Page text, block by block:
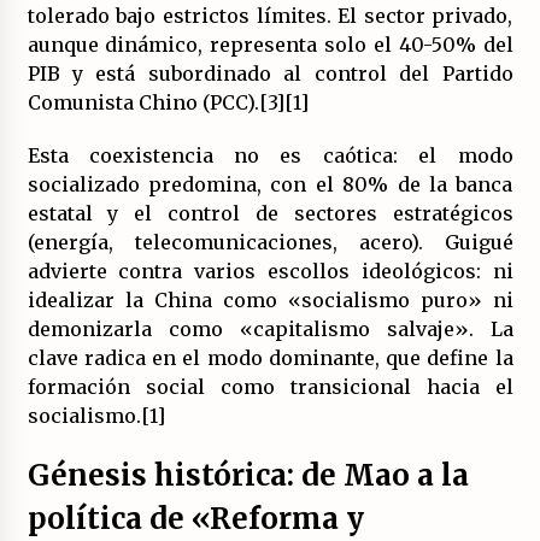
Declaración de Estambul por un Frente Común
contra la OTAN, el Imperialismo y la Guerra.
14/07/2026
(Almería)
14/07/2026
tolerado bajo estrictos límites. El sector privado,
aunque dinámico, representa solo el 40-50% del
PIB y está subordinado al control del Partido
Comunista Chino (PCC).[3][1]
Esta coexistencia no es caótica: el modo
socializado predomina, con el 80% de la banca
estatal y el control de sectores estratégicos
(energía, telecomunicaciones, acero). Guigué
advierte contra varios escollos ideológicos: ni
idealizar la China como «socialismo puro» ni
demonizarla como «capitalismo salvaje». La
clave radica en el modo dominante, que define la
formación social como transicional hacia el
socialismo.[1]
Génesis histórica: de Mao a la
política de «Reforma y